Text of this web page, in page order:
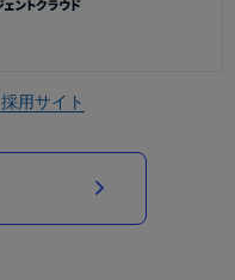
採用サイト